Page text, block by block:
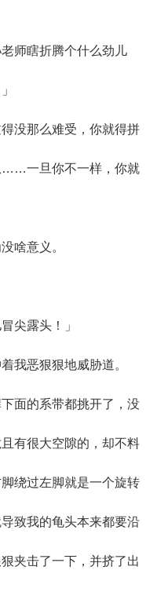
师瞎折腾个什么劲儿
那么难受，你就得拼
一旦你不一样，你就
意义。
尖露头！」
恶狠狠地威胁道。
面的系带都挑开了，没
有很大空隙的，却不料
绕过左脚就是一个旋转
致我的龟头本来都要沿
夹击了一下，并挤了出